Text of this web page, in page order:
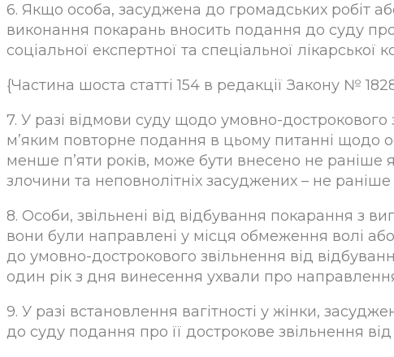
6. Якщо особа, засуджена до громадських робіт
виконання покарань вносить подання до суду
соціальної експертної та спеціальної лікарської
{Частина шоста статті 154 в редакції Закону №
7. У разі відмови суду щодо умовно-
м’яким повторне подання в цьому питанні щодо
менше п’яти років, може бути внесено не раніше
злочини та неповнолітніх засуджених – не раніше
8. Особи, звільнені від відбування покарання з
вони були направлені у місця обмеження волі
до умовно-дострокового звільнення від
один рік з дня винесення ухвали про
9. У разі встановлення вагітності у жінки,
до суду подання про її дострокове звільнення